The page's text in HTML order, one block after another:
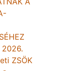
2026.
ZSÖK